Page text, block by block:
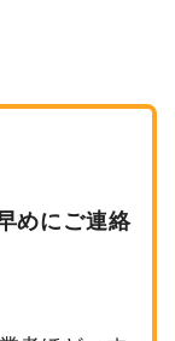
めにご連絡